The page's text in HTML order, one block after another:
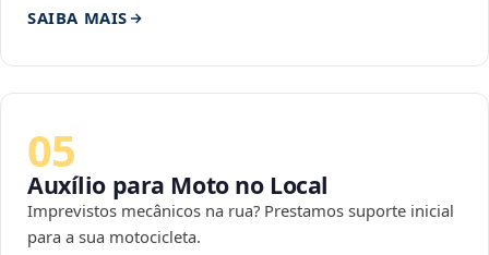
SAIBA MAIS
05
Auxílio para Moto no Local
Imprevistos mecânicos na rua? Prestamos suporte inicial
para a sua motocicleta.